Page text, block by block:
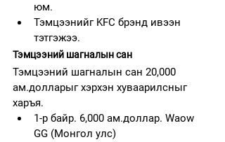
юм.
Тэмцээнийг KFC брэнд ивээн
тэтгэжээ.
Тэмцээний шагналын сан
Тэмцээний шагналын сан 20,000
ам.долларыг хэрхэн хуваарилсныг
харъя.
1-р байр. 6,000 ам.доллар. Waow
GG (Монгол улс)